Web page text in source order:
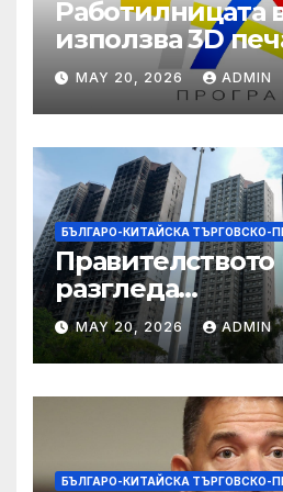
Работилницата
използва 3D
даде
работниците с
MAY 20, 2026 ADMIN
БЪЛГАРО-КИТАЙСКА ТЪРГОВСКО-
разгледа
претенции на
Court по план за
изкупуване: Хоп
MAY 20, 2026 ADMIN
БЪЛГАРО-КИТАЙСКА ТЪРГОВСКО-